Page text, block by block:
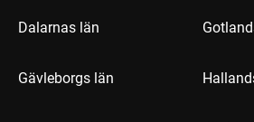
Dalarnas län
Gävleborgs län